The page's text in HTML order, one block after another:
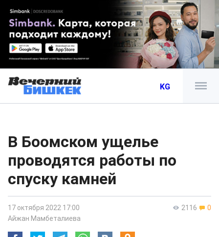
KG
В Боомском ущелье
проводятся работы по
спуску камней
2116 0
17 октября 2022 17:00
Айжан Мамбеталиева